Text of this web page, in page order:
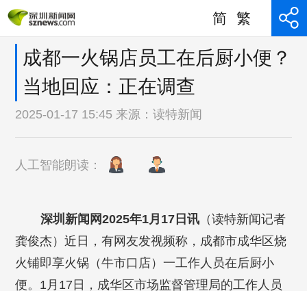
简 繁
成都一火锅店员工在后厨小便？
当地回应：正在调查
2025-01-17 15:45 来源：读特新闻
人工智能朗读：
深圳新闻网2025年1月17日讯（读特新闻记者
龚俊杰）近日，有网友发视频称，成都市成华区烧
火铺即享火锅（牛市口店）一工作人员在后厨小
便。1月17日，成华区市场监督管理局的工作人员